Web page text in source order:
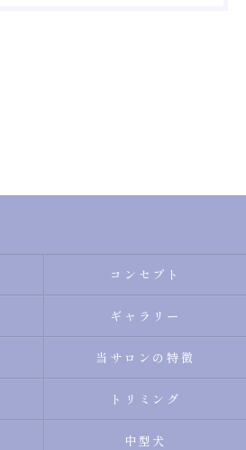
コンセプト
ギャラリー
当サロンの特徴
トリミング
中型犬